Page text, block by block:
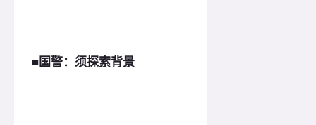
■国警：须探索背景